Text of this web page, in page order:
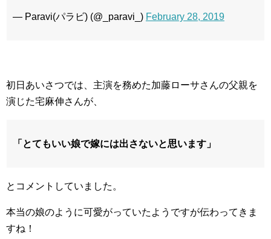
— Paravi(パラビ) (@_paravi_) February 28, 2019
初日あいさつでは、主演を務めた加藤ローサさんの父親を
演じた宅麻伸さんが、
「とてもいい娘で嫁には出さないと思います」
とコメントしていました。
本当の娘のように可愛がっていたようですが伝わってきま
すね！